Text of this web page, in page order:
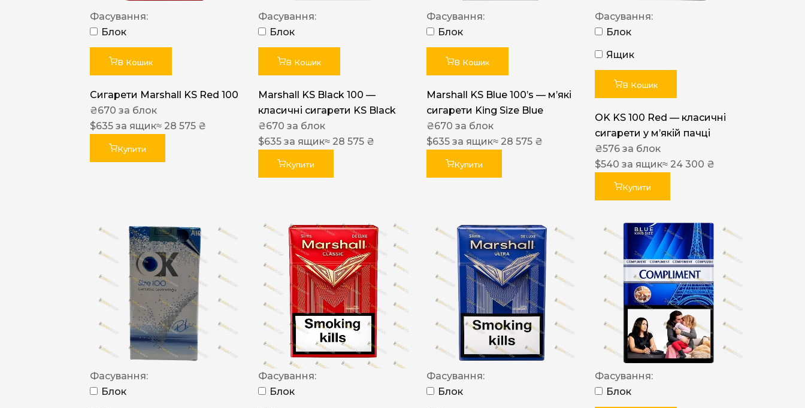
Leana
ASTRU
De Santis
MONUS
NERO
NERO
Гуцульскі
Italian Blend 821
OSCAR
Фасування:
Блок
В Кошик
Сигарети Marshall KS Red 100
₴670 за блок
$635 за ящик≈ 28 575 ₴
Купити
Фасування:
Блок
В Кошик
Marshall KS Black 100 —
класичні сигарети KS Black
₴670 за блок
$635 за ящик≈ 28 575 ₴
Купити
Фасування:
Блок
В Кошик
Marshall KS Blue 100’s — м’які
сигарети King Size Blue
₴670 за блок
$635 за ящик≈ 28 575 ₴
Купити
Фасування:
Блок
Ящик
В Кошик
OK KS 100 Red — класичні
сигарети у м’якій пачці
₴576 за блок
$540 за ящик≈ 24 300 ₴
Купити
Фасування:
Блок
Фасування:
Блок
Фасування:
Блок
Фасування:
Блок